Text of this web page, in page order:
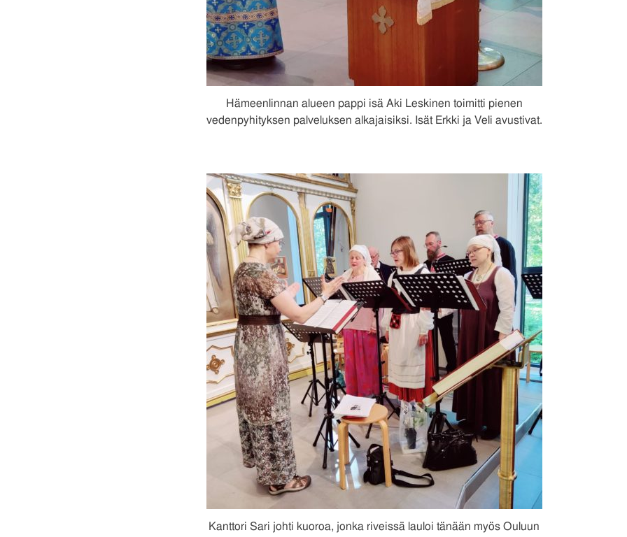
Hämeenlinnan alueen pappi isä Aki Leskinen toimitti pienen
vedenpyhityksen palveluksen alkajaisiksi. Isät Erkki ja Veli avustivat.
Kanttori Sari johti kuoroa, jonka riveissä lauloi tänään myös Ouluun